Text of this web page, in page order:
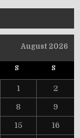
August 2026
S S
1 2
8 9
15 16